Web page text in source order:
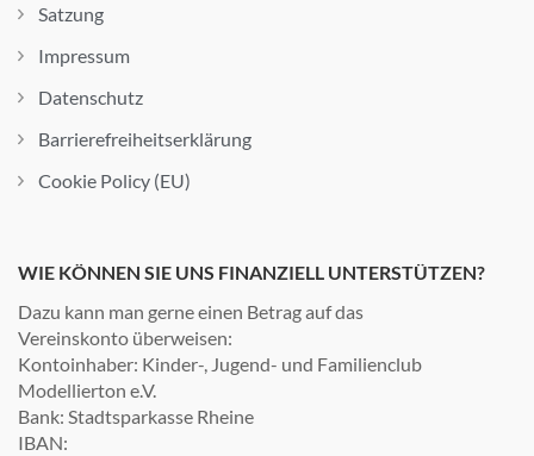
Satzung
Impressum
Datenschutz
Barrierefreiheitserklärung
Cookie Policy (EU)
WIE KÖNNEN SIE UNS FINANZIELL UNTERSTÜTZEN?
Dazu kann man gerne einen Betrag auf das
Vereinskonto überweisen:
Kontoinhaber: Kinder-, Jugend- und Familienclub
Modellierton e.V.
Bank: Stadtsparkasse Rheine
IBAN: